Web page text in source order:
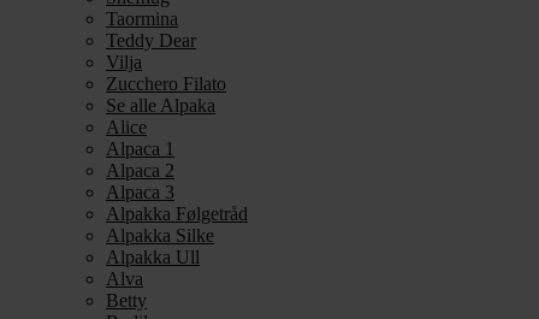
Taormina
Teddy Dear
Vilja
Zucchero Filato
Se alle Alpaka
Alice
Alpaca 1
Alpaca 2
Alpaca 3
Alpakka Følgetråd
Alpakka Silke
Alpakka Ull
Alva
Betty